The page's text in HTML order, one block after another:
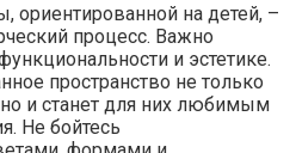
ориентированной на детей, –
процесс. Важно
и эстетике.
пространство не только
но и станет для них любимым
Не бойтесь